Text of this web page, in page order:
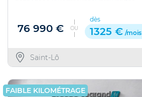
76 990 € OU
dès
1325 € /mois
Saint-Lô
FAIBLE KILOMÉTRAGE